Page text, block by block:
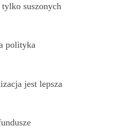
suszonych
polityka
jest lepsza